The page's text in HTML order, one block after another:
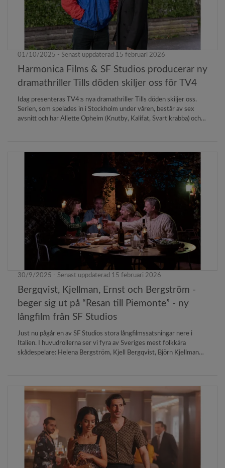
01/10/2025 - Senast uppdaterad 15 februari 2026
Harmonica Films & SF Studios producerar ny
dramathriller Tills döden skiljer oss för TV4
Idag presenteras TV4:s nya dramathriller Tills döden skiljer oss.
Serien, som spelades in i Stockholm under våren, består av sex
avsnitt och har Aliette Opheim (Knutby, Kalifat, Svart krabba) och
Harmonica Films. Serien förväntas få premiär hösten 2026.
30/9/2025 - Senast uppdaterad 15 februari 2026
Bergqvist, Kjellman, Ernst och Bergström -
beger sig ut på “Resan till Piemonte” - ny
långfilm från SF Studios
Just nu pågår en av SF Studios stora långfilmssatsningar nere i
Italien. I huvudrollerna ser vi fyra av Sveriges mest folkkära
skådespelare: Helena Bergström, Kjell Bergqvist, Björn Kjellman
Pojkarna och Kyss mig).